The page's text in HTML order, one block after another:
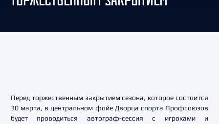
Перед торжественным закрытием сезона, которое состоится
30 марта, в центральном фойе Дворца спорта Профсоюзов
будет проводиться автограф-сессия с игроками и